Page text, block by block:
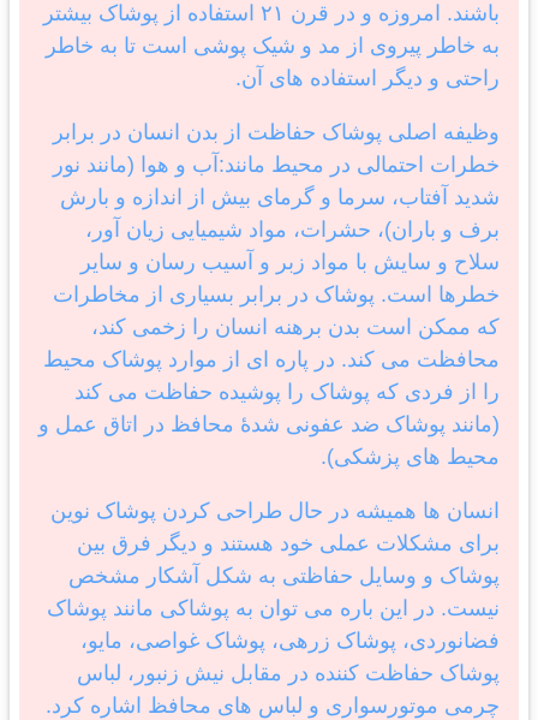
باشند. امروزه و در قرن ۲۱ استفاده از پوشاک بیشتر
به خاطر پیروی از مد و شیک پوشی است تا به خاطر
راحتی و دیگر استفاده های آن.
وظیفه اصلی پوشاک حفاظت از بدن انسان در برابر
خطرات احتمالی در محیط مانند:آب و هوا (مانند نور
شدید آفتاب، سرما و گرمای بیش از اندازه و بارش
برف و باران)، حشرات، مواد شیمیایی زیان آور،
سلاح و سایش با مواد زبر و آسیب رسان و سایر
خطرها است. پوشاک در برابر بسیاری از مخاطرات
که ممکن است بدن برهنه انسان را زخمی کند،
محافظت می کند. در پاره ای از موارد پوشاک محیط
را از فردی که پوشاک را پوشیده حفاظت می کند
(مانند پوشاک ضد عفونی شدهٔ محافظ در اتاق عمل و
محیط های پزشکی).
انسان ها همیشه در حال طراحی کردن پوشاک نوین
برای مشکلات عملی خود هستند و دیگر فرق بین
پوشاک و وسایل حفاظتی به شکل آشکار مشخص
نیست. در این باره می توان به پوشاکی مانند پوشاک
فضانوردی، پوشاک زرهی، پوشاک غواصی، مایو،
پوشاک حفاظت کننده در مقابل نیش زنبور، لباس
چرمی موتورسواری و لباس های محافظ اشاره کرد.